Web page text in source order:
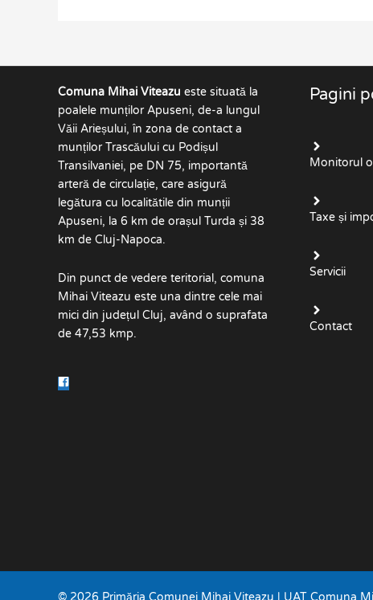
Comuna Mihai Viteazu este situată la
poalele munților Apuseni, de-a lungul
Văii Arieșului, în zona de contact a
munților Trascăului cu Podișul
Transilvaniei, pe DN 75, importantă
arteră de circulație, care asigură
legătura cu localitătile din munții
Apuseni, la 6 km de orașul Turda și 38
km de Cluj-Napoca.
Din punct de vedere teritorial, comuna
Mihai Viteazu este una dintre cele mai
mici din județul Cluj, având o suprafata
de 47,53 kmp.
Pagini
Monitorul
Taxe și
Servicii
Contact
© 2026 Primăria Comunei Mihai Viteazu | UAT Comuna